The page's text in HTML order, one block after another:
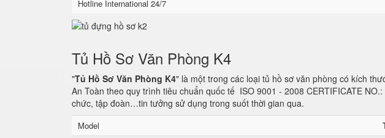
Hotline International 24/7
Tủ Hồ Sơ Văn Phòng K4
"Tủ Hồ Sơ Văn Phòng K4" là một trong các loại tủ hồ sơ văn phòng có kích
An Toàn theo quy trình tiêu chuẩn quốc tế ISO 9001 - 2008 CERTIFICATE
chức, tập đoàn…tin tưởng sử dụng trong suốt thời gian qua.
Model